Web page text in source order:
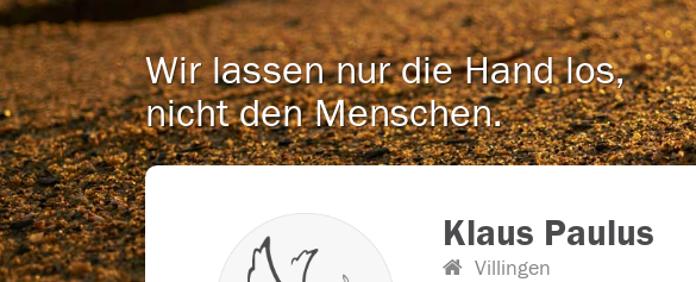
Wir lassen nur die Hand los,
nicht den Menschen.
Klaus Paulus
Villingen